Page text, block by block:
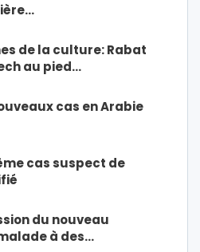
de la culture: Rabat
au pied…
cas en Arabie
cas suspect de
du nouveau
à des…